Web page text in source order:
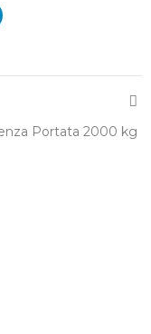
Portata 2000 kg